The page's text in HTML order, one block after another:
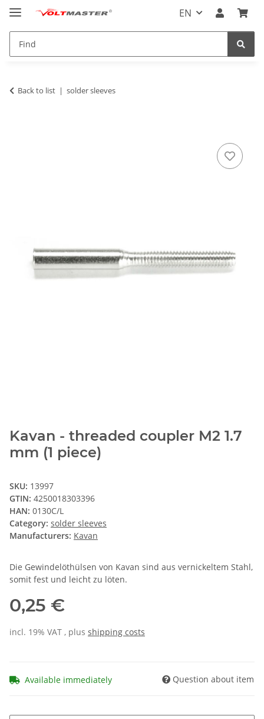
EN
Back to list solder sleeves
Kavan - threaded coupler M2 1.7
mm (1 piece)
SKU: 13997
GTIN: 4250018303396
HAN: 0130C/L
Category: solder sleeves
Manufacturers: Kavan
Die Gewindelöthülsen von Kavan sind aus vernickeltem Stahl,
somit fest und leicht zu löten.
0,25 €
incl. 19% VAT , plus shipping costs
Available immediately Question about item